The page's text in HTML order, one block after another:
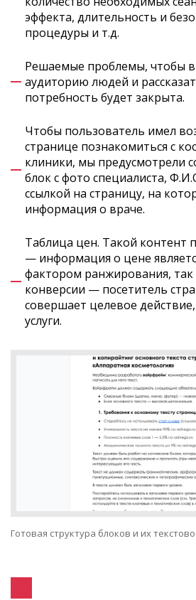
эффекта, длительность и
процедуры и т.д.
Решаемые проблемы, чтобы
аудиторию людей и
потребность будет закрыта.
Чтобы пользователь имел
странице познакомиться с
клиники, мы предусмотрели
блок с фото специалиста,
ссылкой на страницу, на
информация о враче.
Таблица цен. Такой контент
— информация о цене
фактором ранжирования, так
конверсии — посетитель
совершает целевое
услуги.
Готовая структура блоков и их